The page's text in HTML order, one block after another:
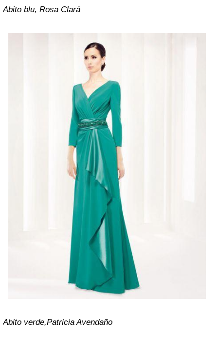
Abito blu, Rosa Clará
Abito verde,Patricia Avendaño